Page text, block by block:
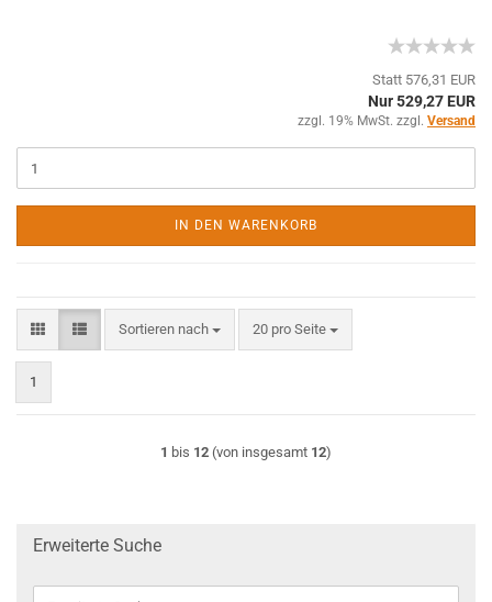
Statt 576,31 EUR
Nur 529,27 EUR
zzgl. 19% MwSt. zzgl. Versand
IN DEN WARENKORB
Sortieren nach
Sortieren nach 20 pro Seite
pro Seite
1
1 bis 12 (von insgesamt 12)
Erweiterte Suche